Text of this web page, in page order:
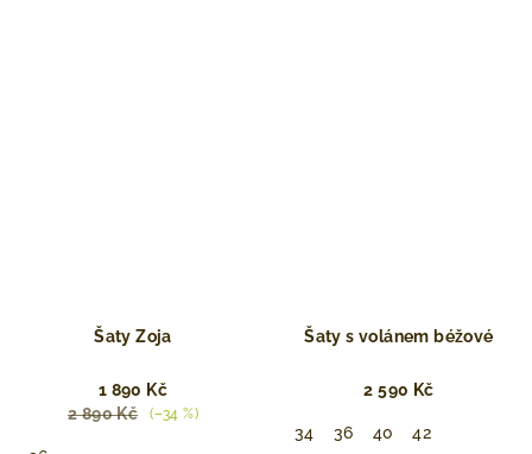
Šaty Zoja
1 890 Kč
2 890 Kč
(–34 %)
Šaty s volánem béžové
2 590 Kč
34 36 40
42